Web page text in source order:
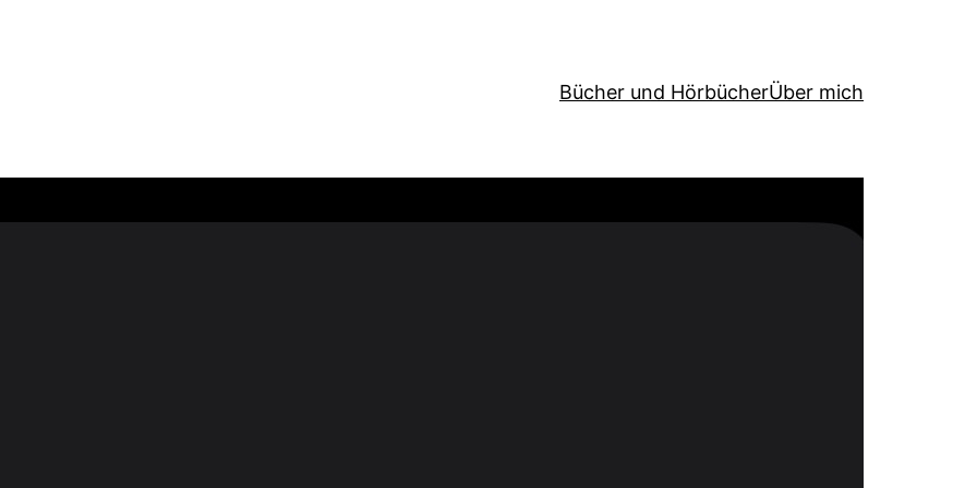
Bücher und HörbücherÜber mich